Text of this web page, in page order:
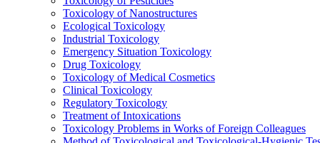
Toxicology of Nanostructures
Ecological Toxicology
Industrial Toxicology
Emergency Situation Toxicology
Drug Toxicology
Toxicology of Medical Cosmetics
Clinical Toxicology
Regulatory Toxicology
Treatment of Intoxications
Toxicology Problems in Works of Foreign Colleagues